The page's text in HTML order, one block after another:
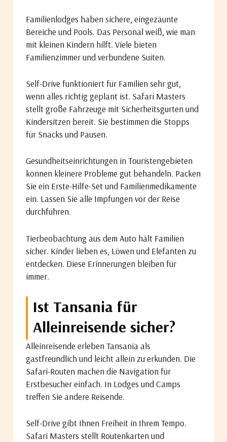
Familienlodges haben sichere, eingezäunte
Bereiche und Pools. Das Personal weiß, wie man
mit kleinen Kindern hilft. Viele bieten
Familienzimmer und verbundene Suiten.
Self-Drive funktioniert für Familien sehr gut,
wenn alles richtig geplant ist. Safari Masters
stellt große Fahrzeuge mit Sicherheitsgurten und
Kindersitzen bereit. Sie bestimmen die Stopps
für Snacks und Pausen.
Gesundheitseinrichtungen in Touristengebieten
können kleinere Probleme gut behandeln. Packen
Sie ein Erste-Hilfe-Set und Familienmedikamente
ein. Lassen Sie alle Impfungen vor der Reise
durchführen.
Tierbeobachtung aus dem Auto hält Familien
sicher. Kinder lieben es, Löwen und Elefanten zu
entdecken. Diese Erinnerungen bleiben für
immer.
Ist Tansania für
Alleinreisende sicher?
Alleinreisende erleben Tansania als
gastfreundlich und leicht allein zu erkunden. Die
Safari-Routen machen die Navigation für
Erstbesucher einfach. In Lodges und Camps
treffen Sie andere Reisende.
Self-Drive gibt Ihnen Freiheit in Ihrem Tempo.
Safari Masters stellt Routenkarten und